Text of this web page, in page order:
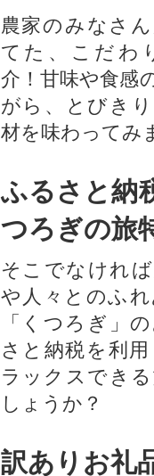
農家のみなさ
てた、こだわ
介！甘味や食感
がら、とびき
材を味わってみ
ふるさと納
つろぎの旅
そこでなけれ
や人々とのふ
「くつろぎ」
さと納税を利
ラックスでき
しょうか？
訳ありお礼